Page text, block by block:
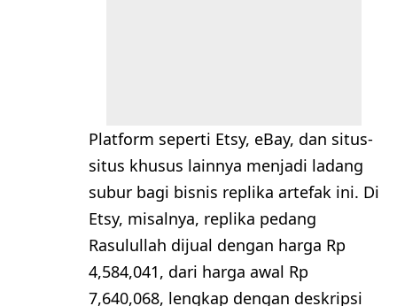
Platform seperti Etsy, eBay, dan situs-
situs khusus lainnya menjadi ladang
subur bagi bisnis replika artefak ini. Di
Etsy, misalnya, replika pedang
Rasulullah dijual dengan harga Rp
4,584,041, dari harga awal Rp
7,640,068, lengkap dengan deskripsi